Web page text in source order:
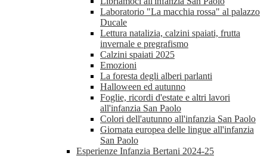
Laboratorio "La macchia rossa" al palazzo
Ducale
Lettura natalizia, calzini spaiati, frutta
invernale e pregrafismo
Calzini spaiati 2025
Emozioni
La foresta degli alberi parlanti
Halloween ed autunno
Foglie, ricordi d'estate e altri lavori
all'infanzia San Paolo
Colori dell'autunno all'infanzia San Paolo
Giornata europea delle lingue all'infanzia
San Paolo
Esperienze Infanzia Bertani 2024-25